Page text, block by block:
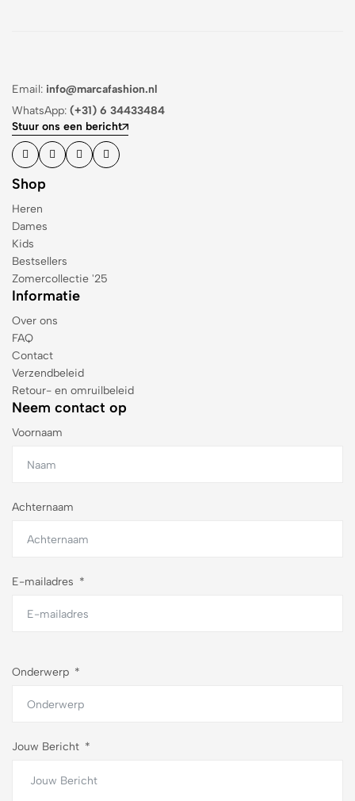
Email: info@marcafashion.nl
WhatsApp: (+31) 6 34433484
Stuur ons een bericht
Shop
Heren
Dames
Kids
Bestsellers
Zomercollectie '25
Informatie
Over ons
FAQ
Contact
Verzendbeleid
Retour- en omruilbeleid
Neem contact op
Voornaam
Achternaam
E-mailadres
Onderwerp
Jouw Bericht